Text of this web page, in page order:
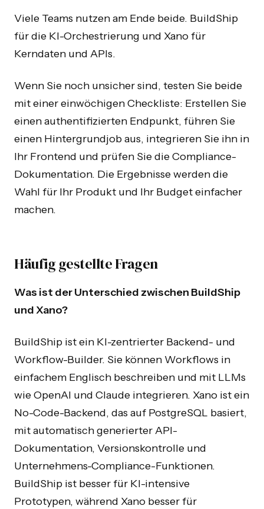
Viele Teams nutzen am Ende beide. BuildShip
für die KI-Orchestrierung und Xano für
Kerndaten und APIs.
Wenn Sie noch unsicher sind, testen Sie beide
mit einer einwöchigen Checkliste: Erstellen Sie
einen authentifizierten Endpunkt, führen Sie
einen Hintergrundjob aus, integrieren Sie ihn in
Ihr Frontend und prüfen Sie die Compliance-
Dokumentation. Die Ergebnisse werden die
Wahl für Ihr Produkt und Ihr Budget einfacher
machen.
Häufig gestellte Fragen
Was ist der Unterschied zwischen BuildShip
und Xano?
BuildShip ist ein KI-zentrierter Backend- und
Workflow-Builder. Sie können Workflows in
einfachem Englisch beschreiben und mit LLMs
wie OpenAI und Claude integrieren. Xano ist ein
No-Code-Backend, das auf PostgreSQL basiert,
mit automatisch generierter API-
Dokumentation, Versionskontrolle und
Unternehmens-Compliance-Funktionen.
BuildShip ist besser für KI-intensive
Prototypen, während Xano besser für